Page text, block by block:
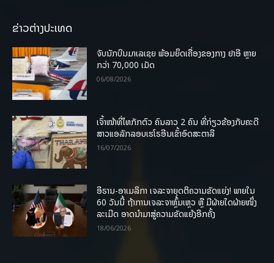
ຂ່າວຕ່າງປະເທດ
ຈັບນັກບິນມາເລເຊຍ ພ້ອມຍຶດເຄື່ອງຂອງກາງ ຢາອີ ຫຼາຍ
ກວ່າ 70,000 ເມັດ
06/08/2026
ເຈົ້າໜ້າທີ່ໄທກັກຕົວ ຄົນລາວ 2 ຄົນ ທີ່ກ່ຽວຂ້ອງກັບຄະດີ
ສາວແອລັກລອບເຮໂຣອີນເຂົ້າອົດສະຕາລີ
16/07/2026
ອີຣານ-ອາເມລິກາ ເຈລະຈາຍຸດຕິຄວາມຂັດແຍ່ງ! ພາຍໃນ
60 ວັນນີ້ ຖ້າການເຈລະຈາຫຼົ້ມເຫຼວ ຫຼື ມີຝ່າຍໃດຝ່າຍໜຶ່ງ
ລະເມີດ ອາດນໍາມາສູ່ຄວາມຂັດແຍ້ງອີກຄັ້ງ
18/06/2026